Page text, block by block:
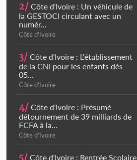
2/ Côte d'Ivoire : Un véhicule de
la GESTOCI circulant avec un
numér...
Côte d'Ivoire
3/ Côte d'Ivoire : L'établissement
de la CNI pour les enfants dès
05...
Côte d'Ivoire
4/ Côte d'Ivoire : Présumé
détournement de 39 milliards de
FCFA à la...
Côte d'Ivoire
5/ Côte d'Ivoire : Rentrée Scolaire